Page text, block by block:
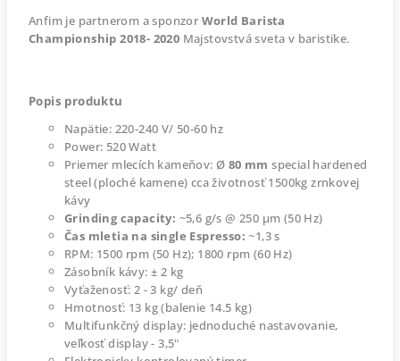
Anfim je partnerom a sponzor World Barista
Championship 2018- 2020 Majstovstvá sveta v baristike.
Popis produktu
Napätie: 220-240 V/ 50-60 hz
Power: 520 Watt
Priemer mlecích kameňov: Ø 80 mm special hardened
steel (ploché kamene) cca životnosť 1500kg zrnkovej
kávy
Grinding capacity: ~5,6 g/s @ 250 μm (50 Hz)
Čas mletia na single Espresso:~1,3 s
RPM: 1500 rpm (50 Hz); 1800 rpm (60 Hz)
Zásobník kávy: ± 2 kg
Vyťaženosť: 2 - 3 kg/ deň
Hmotnosť: 13 kg (balenie 14.5 kg)
Multifunkčný display: jednoduché nastavovanie,
veľkosť display - 3,5"